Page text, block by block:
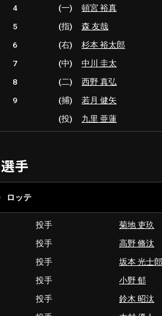
4 (一)
頓宮 裕真
5
(指)
森 友哉
6
(右)
杉本 裕太郎
7
(中)
中川 圭太
8
(二)
西野 真弘
9
(捕)
若月 健矢
(投)
九里 亜蓮
手
ロッテ
投手
菊地 吏玖
投手
高野 脩汰
投手
坂本 光士郎
投手
小野 郁
投手
鈴木 昭汰